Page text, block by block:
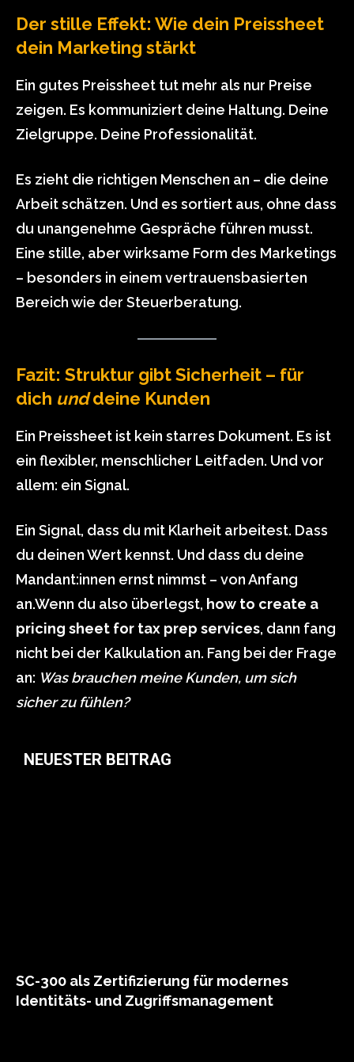
Der stille Effekt: Wie dein Preissheet
dein Marketing stärkt
Ein gutes Preissheet tut mehr als nur Preise
zeigen. Es kommuniziert deine Haltung. Deine
Zielgruppe. Deine Professionalität.
Es zieht die richtigen Menschen an – die deine
Arbeit schätzen. Und es sortiert aus, ohne dass
du unangenehme Gespräche führen musst.
Eine stille, aber wirksame Form des Marketings
– besonders in einem vertrauensbasierten
Bereich wie der Steuerberatung.
Fazit: Struktur gibt Sicherheit – für
dich unddeine Kunden
Ein Preissheet ist kein starres Dokument. Es ist
ein flexibler, menschlicher Leitfaden. Und vor
allem: ein Signal.
Ein Signal, dass du mit Klarheit arbeitest. Dass
du deinen Wert kennst. Und dass du deine
Mandant:innen ernst nimmst – von Anfang
an.Wenn du also überlegst, how to create a
pricing sheet for tax prep services, dann fang
nicht bei der Kalkulation an. Fang bei der Frage
an: Was brauchen meine Kunden, um sich
sicher zu fühlen?
NEUESTER BEITRAG
SC-300 als Zertifizierung für modernes
Identitäts- und Zugriffsmanagement